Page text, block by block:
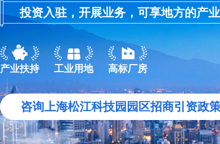
投资入驻，开展业务，可享地方的产
产业扶持 工业用地 高标厂房
咨询上海松江科技园园区招商引资政